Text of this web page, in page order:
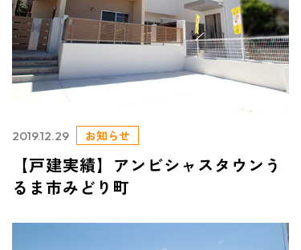
2019.12.29 お知らせ
【戸建実績】アンビシャスタウンう
るま市みどり町